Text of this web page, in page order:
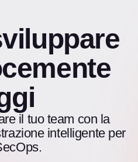
il tuo team con la
intelligente per